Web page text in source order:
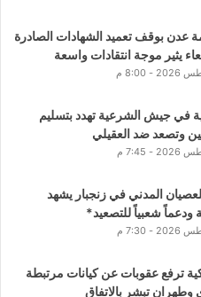
عدن بوقف تعميد الشهادات الصادرة
يثير موجة انتقادات واسعة
في جيش الشرعية تهدد بتسليم
وتصعد ضد العقيلي
المدني في زنجبار يشهد
ودعماً شعبياً للتصعيد*
ترفع عقوبات عن كيانات مرتبطة
وطهران تبشر بالاتفاق